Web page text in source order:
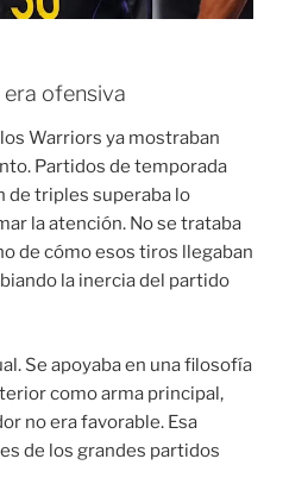
era ofensiva
Warriors ya mostraban
Partidos de temporada
de triples superaba lo
la atención. No se trataba
de cómo esos tiros llegaban
la inercia del partido
Se apoyaba en una filosofía
como arma principal,
no era favorable. Esa
de los grandes partidos